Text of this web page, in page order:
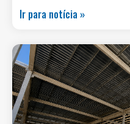
Ir para notícia »